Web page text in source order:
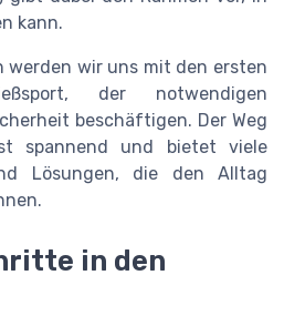
kann.
werden wir uns mit den ersten
der notwendigen
beschäftigen. Der Weg
spannend und bietet viele
Lösungen, die den Alltag
in den